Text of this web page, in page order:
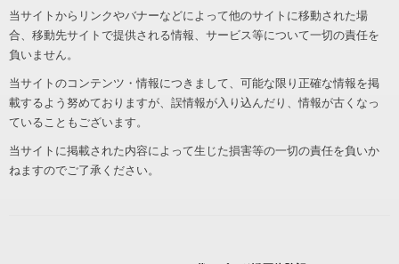
当サイトからリンクやバナーなどによって他のサイトに移動された場
合、移動先サイトで提供される情報、サービス等について一切の責任を
負いません。
当サイトのコンテンツ・情報につきまして、可能な限り正確な情報を掲
載するよう努めておりますが、誤情報が入り込んだり、情報が古くなっ
ていることもございます。
当サイトに掲載された内容によって生じた損害等の一切の責任を負いか
ねますのでご了承ください。